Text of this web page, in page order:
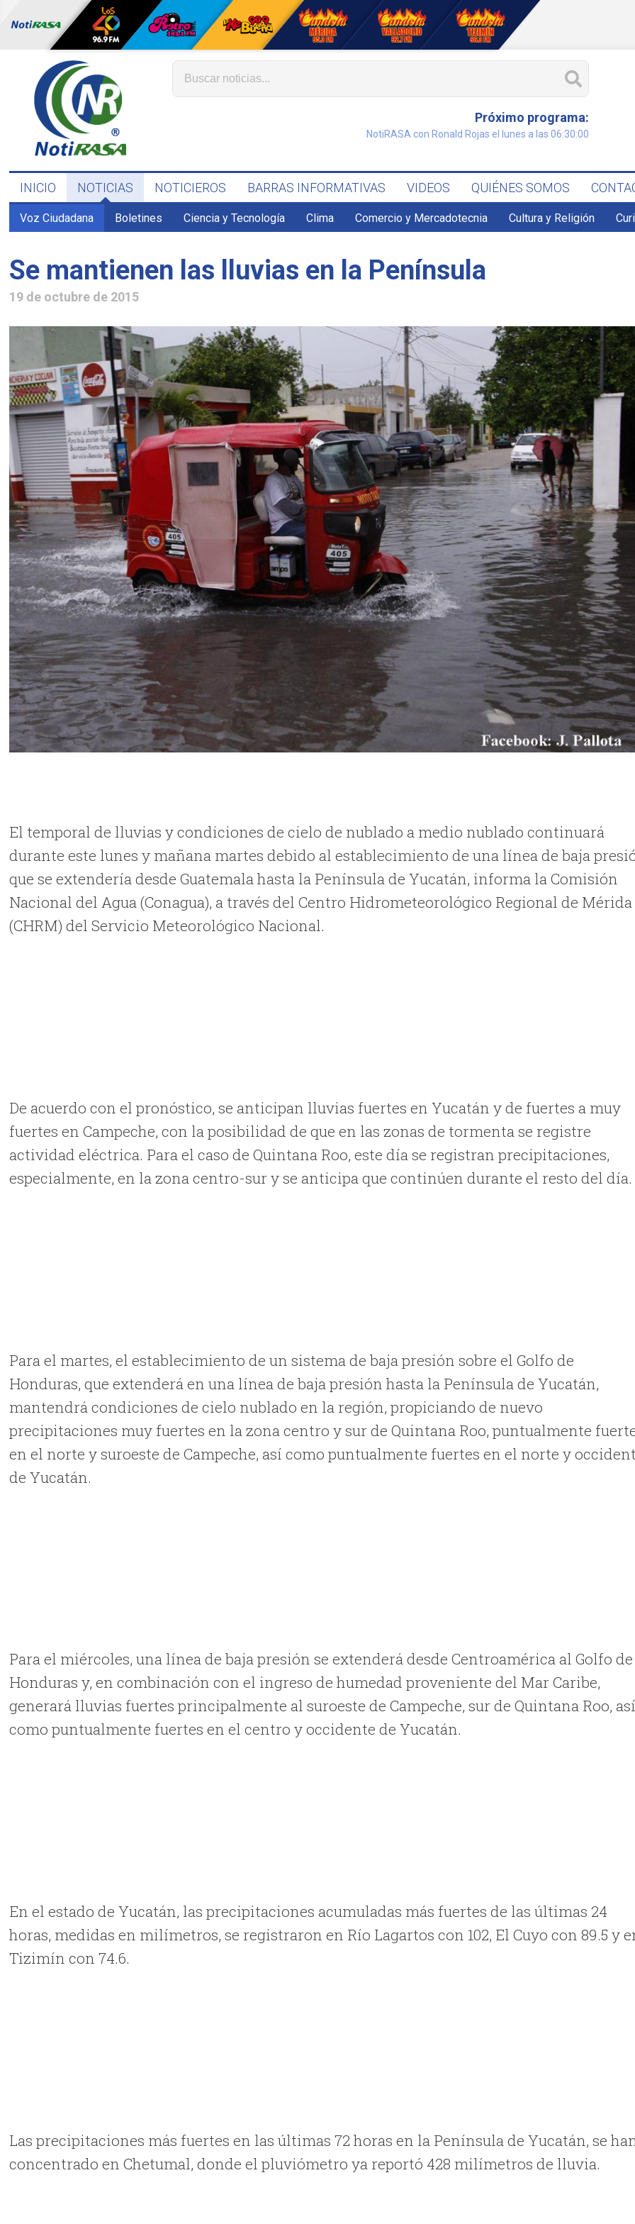
Próximo programa:
NotiRASA con Ronald Rojas el lunes a las 06:30:00
INICIO NOTICIAS NOTICIEROS BARRAS INFORMATIVAS VIDEOS QUIÉNES SOMOS
Voz Ciudadana Boletines Ciencia y Tecnología Clima Comercio y Mercadotecnia Cultura y Religión
Se mantienen las lluvias en la Península
19 de octubre de 2015
El temporal de lluvias y condiciones de cielo de nublado a medio nublado continuará
durante este lunes y mañana martes debido al establecimiento de una línea de baja
que se extendería desde Guatemala hasta la Península de Yucatán, informa la Comisión
Nacional del Agua (Conagua), a través del Centro Hidrometeorológico Regional de Mérida
(CHRM) del Servicio Meteorológico Nacional.
De acuerdo con el pronóstico, se anticipan lluvias fuertes en Yucatán y de fuertes a muy
fuertes en Campeche, con la posibilidad de que en las zonas de tormenta se registre
actividad eléctrica. Para el caso de Quintana Roo, este día se registran precipitaciones,
especialmente, en la zona centro-sur y se anticipa que continúen durante el resto del día.
Para el martes, el establecimiento de un sistema de baja presión sobre el Golfo de
Honduras, que extenderá en una línea de baja presión hasta la Península de Yucatán,
mantendrá condiciones de cielo nublado en la región, propiciando de nuevo
precipitaciones muy fuertes en la zona centro y sur de Quintana Roo, puntualmente
en el norte y suroeste de Campeche, así como puntualmente fuertes en el norte y
de Yucatán.
Para el miércoles, una línea de baja presión se extenderá desde Centroamérica al Golfo de
Honduras y, en combinación con el ingreso de humedad proveniente del Mar Caribe,
generará lluvias fuertes principalmente al suroeste de Campeche, sur de Quintana Roo, así
como puntualmente fuertes en el centro y occidente de Yucatán.
En el estado de Yucatán, las precipitaciones acumuladas más fuertes de las últimas 24
horas, medidas en milímetros, se registraron en Río Lagartos con 102, El Cuyo con 89.5 y
Tizimín con 74.6.
Las precipitaciones más fuertes en las últimas 72 horas en la Península de Yucatán, se
concentrado en Chetumal, donde el pluviómetro ya reportó 428 milímetros de lluvia.